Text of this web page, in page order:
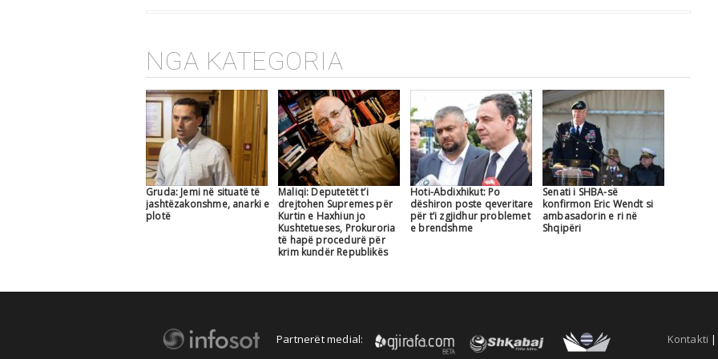
NGA KATEGORIA
Gruda: Jemi në situatë të
jashtëzakonshme, anarki e
plotë
Maliqi: Deputetët t’i
drejtohen Supremes për
Kurtin e Haxhiun jo
Kushtetueses, Prokuroria
të hapë procedurë për
krim kundër Republikës
Hoti-Abdixhikut: Po
dëshiron poste qeveritare
për t’i zgjidhur problemet
e brendshme
Senati i SHBA-së
konfirmon Eric Wendt si
ambasadorin e ri në
Shqipëri
Partnerët medial: Kontakti |